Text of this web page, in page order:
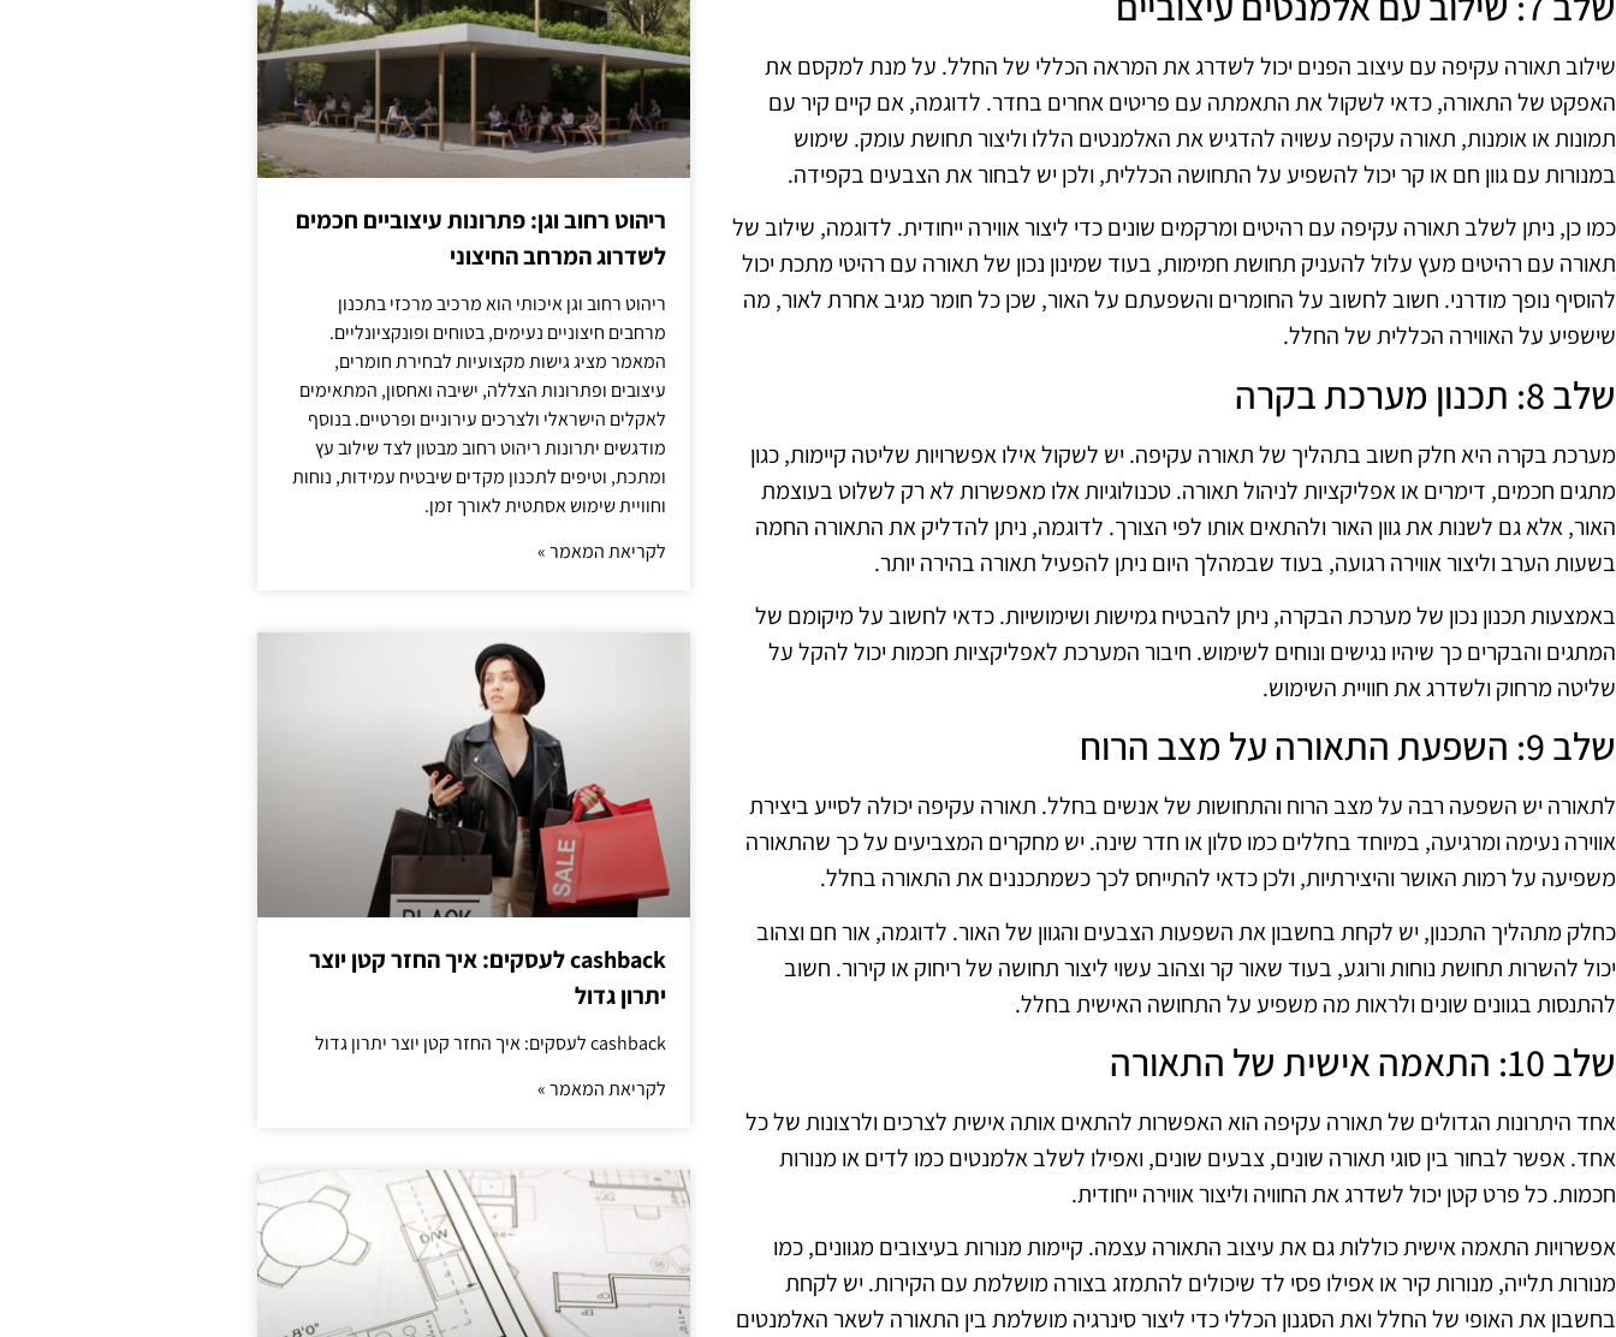
שילוב תאורה עקיפה עם עיצוב הפנים יכול לשדרג את המראה הכללי של החלל. על מנת למקסם את
האפקט של התאורה, כדאי לשקול את התאמתה עם פריטים אחרים בחדר. לדוגמה, אם קיים קיר עם
תמונות או אומנות, תאורה עקיפה עשויה להדגיש את האלמנטים הללו וליצור תחושת עומק. שימוש
במנורות עם גוון חם או קר יכול להשפיע על התחושה הכללית, ולכן יש לבחור את הצבעים בקפידה.
כמו כן, ניתן לשלב תאורה עקיפה עם רהיטים ומרקמים שונים כדי ליצור אווירה ייחודית. לדוגמה, שילוב של
תאורה עם רהיטים מעץ עלול להעניק תחושת חמימות, בעוד שמינון נכון של תאורה עם רהיטי מתכת יכול
להוסיף נופך מודרני. חשוב לחשוב על החומרים והשפעתם על האור, שכן כל חומר מגיב אחרת לאור, מה
שישפיע על האווירה הכללית של החלל.
שלב 8: תכנון מערכת בקרה
מערכת בקרה היא חלק חשוב בתהליך של תאורה עקיפה. יש לשקול אילו אפשרויות שליטה קיימות, כגון
מתגים חכמים, דימרים או אפליקציות לניהול תאורה. טכנולוגיות אלו מאפשרות לא רק לשלוט בעוצמת
האור, אלא גם לשנות את גוון האור ולהתאים אותו לפי הצורך. לדוגמה, ניתן להדליק את התאורה החמה
בשעות הערב וליצור אווירה רגועה, בעוד שבמהלך היום ניתן להפעיל תאורה בהירה יותר.
באמצעות תכנון נכון של מערכת הבקרה, ניתן להבטיח גמישות ושימושיות. כדאי לחשוב על מיקומם של
המתגים והבקרים כך שיהיו נגישים ונוחים לשימוש. חיבור המערכת לאפליקציות חכמות יכול להקל על
שליטה מרחוק ולשדרג את חוויית השימוש.
שלב 9: השפעת התאורה על מצב הרוח
לתאורה יש השפעה רבה על מצב הרוח והתחושות של אנשים בחלל. תאורה עקיפה יכולה לסייע ביצירת
אווירה נעימה ומרגיעה, במיוחד בחללים כמו סלון או חדר שינה. יש מחקרים המצביעים על כך שהתאורה
משפיעה על רמות האושר והיצירתיות, ולכן כדאי להתייחס לכך כשמתכננים את התאורה בחלל.
כחלק מתהליך התכנון, יש לקחת בחשבון את השפעות הצבעים והגוון של האור. לדוגמה, אור חם וצהוב
יכול להשרות תחושת נוחות ורוגע, בעוד שאור קר וצהוב עשוי ליצור תחושה של ריחוק או קירור. חשוב
להתנסות בגוונים שונים ולראות מה משפיע על התחושה האישית בחלל.
שלב 10: התאמה אישית של התאורה
אחד היתרונות הגדולים של תאורה עקיפה הוא האפשרות להתאים אותה אישית לצרכים ולרצונות של כל
אחד. אפשר לבחור בין סוגי תאורה שונים, צבעים שונים, ואפילו לשלב אלמנטים כמו לדים או מנורות
חכמות. כל פרט קטן יכול לשדרג את החוויה וליצור אווירה ייחודית.
אפשרויות התאמה אישית כוללות גם את עיצוב התאורה עצמה. קיימות מנורות בעיצובים מגוונים, כמו
מנורות תלייה, מנורות קיר או אפילו פסי לד שיכולים להתמזג בצורה מושלמת עם הקירות. יש לקחת
בחשבון את האופי של החלל ואת הסגנון הכללי כדי ליצור סינרגיה מושלמת בין התאורה לשאר האלמנטים
ריהוט רחוב וגן: פתרונות עיצוביים חכמים
לשדרוג המרחב החיצוני
ריהוט רחוב וגן איכותי הוא מרכיב מרכזי בתכנון
מרחבים חיצוניים נעימים, בטוחים ופונקציונליים.
המאמר מציג גישות מקצועיות לבחירת חומרים,
עיצובים ופתרונות הצללה, ישיבה ואחסון, המתאימים
לאקלים הישראלי ולצרכים עירוניים ופרטיים. בנוסף
מודגשים יתרונות ריהוט רחוב מבטון לצד שילוב עץ
ומתכת, וטיפים לתכנון מקדים שיבטיח עמידות, נוחות
וחוויית שימוש אסתטית לאורך זמן.
לקריאת המאמר »
cashback לעסקים: איך החזר קטן יוצר
יתרון גדול
cashback לעסקים: איך החזר קטן יוצר יתרון גדול
לקריאת המאמר »